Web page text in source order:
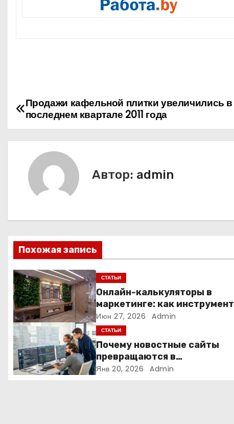
Н
ц
и
я
п
о
з
а
Продажи кафельной плитки увеличились в
последнем квартале 2011 года
Автор: admin
Похожая запись
СТАТЬИ
Онлайн-калькуляторы в
маркетинге: как инструмент
расчёта стоимости
превращает посетителя в
клиента
Июн 27, 2026 Admin
СТАТЬИ
Почему новостные сайты
превращаются в
аналитические платформы
Янв 20, 2026 Admin